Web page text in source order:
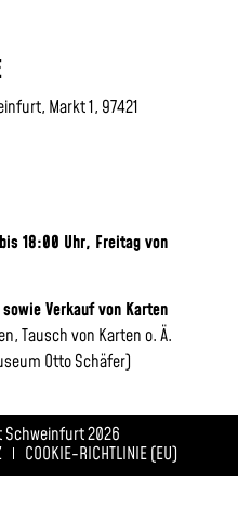
Markt 1, 97421
18:00 Uhr, Freitag von
Verkauf von Karten
Tausch von Karten o. Ä.
Otto Schäfer)
2026
COOKIE-RICHTLINIE (EU)